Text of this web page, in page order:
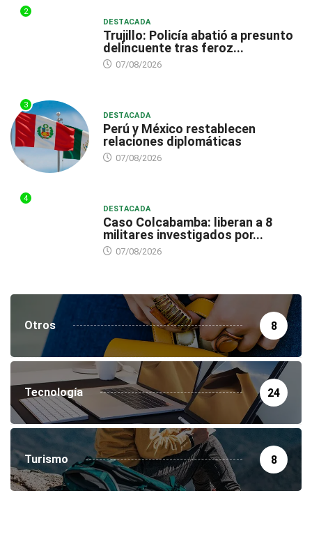
2
DESTACADA
Trujillo: Policía abatió a presunto
delincuente tras feroz...
07/08/2026
3
DESTACADA
Perú y México restablecen
relaciones diplomáticas
07/08/2026
4
DESTACADA
Caso Colcabamba: liberan a 8
militares investigados por...
07/08/2026
Otros 8
Tecnología 24
Turismo 8